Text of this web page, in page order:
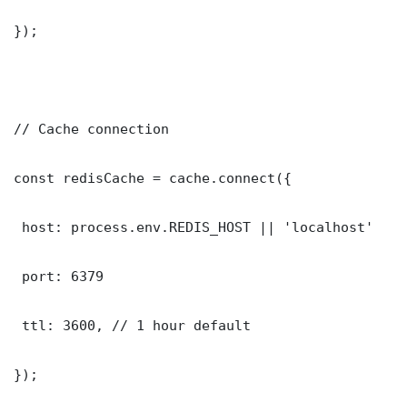
});
// Cache connection
const redisCache = cache.connect({
host: process.env.REDIS_HOST || 'localhost'
port: 6379
ttl: 3600, // 1 hour default
});